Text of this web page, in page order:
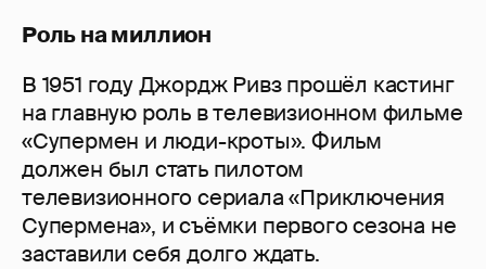
Роль на миллион
В 1951 году Джордж Ривз прошёл кастинг
на главную роль в телевизионном фильме
«Супермен и люди-кроты». Фильм
должен был стать пилотом
телевизионного сериала «Приключения
Супермена», и съёмки первого сезона не
заставили себя долго ждать.